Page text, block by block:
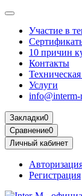
Участие в
10 причин
Контакты
Услуги
info@interm-
Закладки0
Сравнение0
Личный кабинет
Регистрация